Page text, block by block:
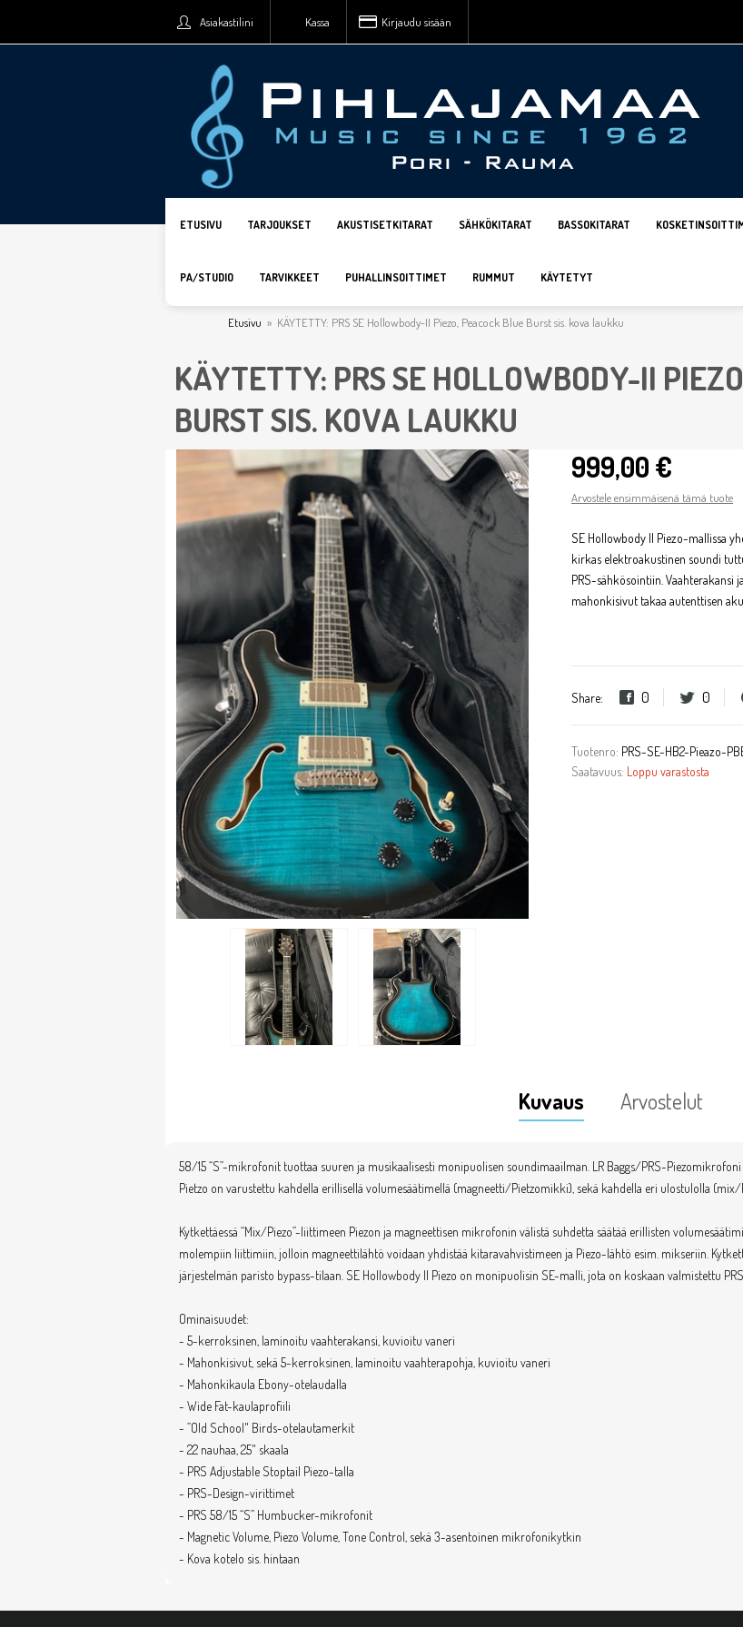
Asiakastilini Kassa Kirjaudu sisään
ETUSIVU TARJOUKSET AKUSTISETKITARAT SÄHKÖKITARAT BASSOKITARAT
PA/STUDIO TARVIKKEET PUHALLINSOITTIMET RUMMUT KÄYTETYT
Etusivu » KÄYTETTY: PRS SE Hollowbody-II Piezo, Peacock Blue Burst sis. kova laukku
KÄYTETTY: PRS SE HOLLOWBODY-II
BURST SIS. KOVA LAUKKU
999,00 €
Arvostele ensimmäisenä tämä tuote
SE Hollowbody II Piezo-mallissa
kirkas elektroakustinen soundi
PRS-sähkösointiin. Vaahterakansi
mahonkisivut takaa autenttisen
Share: 0 0
Tuotenro: PRS-SE-HB2-Pieazo-
Saatavuus: Loppu varastosta
Kuvaus Arvostelut
58/15 “S”-mikrofonit tuottaa suuren ja musikaalisesti monipuolisen soundimaailman. LR Baggs/PRS-
Pietzo on varustettu kahdella erillisellä volumesäätimellä (magneetti/Pietzomikki), sekä kahdella eri ulostulolla (mix/
Kytkettäessä “Mix/Piezo”-liittimeen Piezon ja magneettisen mikrofonin välistä suhdetta säätää erillisten
molempiin liittimiin, jolloin magneettilähtö voidaan yhdistää kitaravahvistimeen ja Piezo-lähtö esim. mikseriin.
järjestelmän paristo bypass-tilaan. SE Hollowbody II Piezo on monipuolisin SE-malli, jota on koskaan valmistettu
Ominaisuudet:
- 5-kerroksinen, laminoitu vaahterakansi, kuvioitu vaneri
- Mahonkisivut, sekä 5-kerroksinen, laminoitu vaahterapohja, kuvioitu vaneri
- Mahonkikaula Ebony-otelaudalla
- Wide Fat-kaulaprofiili
- ”Old School" Birds-otelautamerkit
- 22 nauhaa, 25" skaala
- PRS Adjustable Stoptail Piezo-talla
- PRS-Design-virittimet
- PRS 58/15 “S” Humbucker-mikrofonit
- Magnetic Volume, Piezo Volume, Tone Control, sekä 3-asentoinen mikrofonikytkin
- Kova kotelo sis. hintaan